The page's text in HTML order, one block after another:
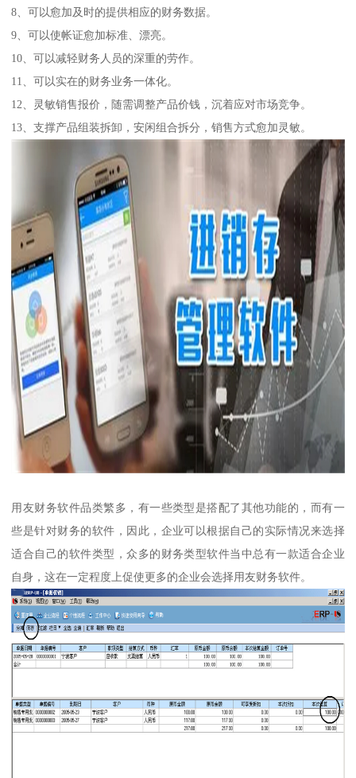
8、可以愈加及时的提供相应的财务数据。
9、可以使帐证愈加标准、漂亮。
10、可以减轻财务人员的深重的劳作。
11、可以实在的财务业务一体化。
12、灵敏销售报价，随需调整产品价钱，沉着应对市场竞争。
13、支撑产品组装拆卸，安闲组合拆分，销售方式愈加灵敏。
用友财务软件品类繁多，有一些类型是搭配了其他功能的，而有一
些是针对财务的软件，因此，企业可以根据自己的实际情况来选择
适合自己的软件类型，众多的财务类型软件当中总有一款适合企业
自身，这在一定程度上促使更多的企业会选择用友财务软件。